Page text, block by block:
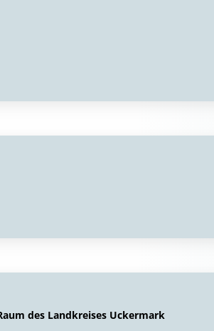
des Landkreises Uckermark